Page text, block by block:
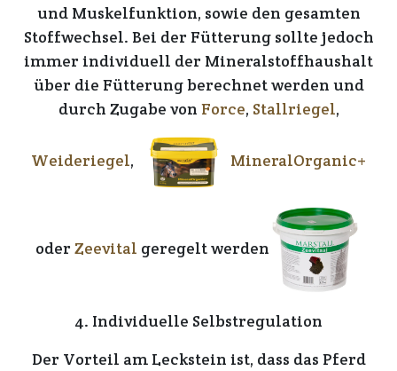
und Muskelfunktion, sowie den gesamten
Stoffwechsel. Bei der Fütterungsollte jedoch
immer individuell der Mineralstoffhaushalt
über die Fütterungberechnet werden und
durch Zugabe von Force, Stallriegel,
Weideriegel, MineralOrganic+
oder Zeevital geregelt werden
4. Individuelle Selbstregulation
Der Vorteil am Leckstein ist, dass das Pferd